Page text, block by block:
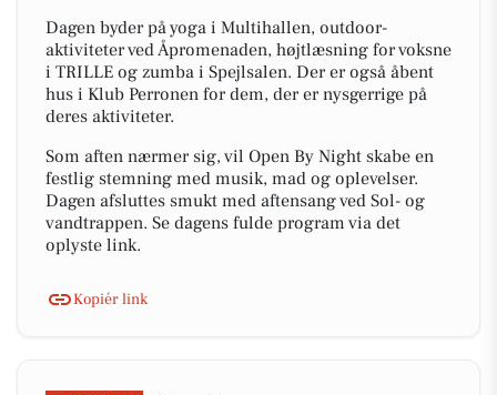
Dagen byder på yoga i Multihallen, outdoor-
aktiviteter ved Åpromenaden, højtlæsning for voksne
i TRILLE og zumba i Spejlsalen. Der er også åbent
hus i Klub Perronen for dem, der er nysgerrige på
deres aktiviteter.
Som aften nærmer sig, vil Open By Night skabe en
festlig stemning med musik, mad og oplevelser.
Dagen afsluttes smukt med aftensang ved Sol- og
vandtrappen. Se dagens fulde program via det
oplyste link.
Kopiér link